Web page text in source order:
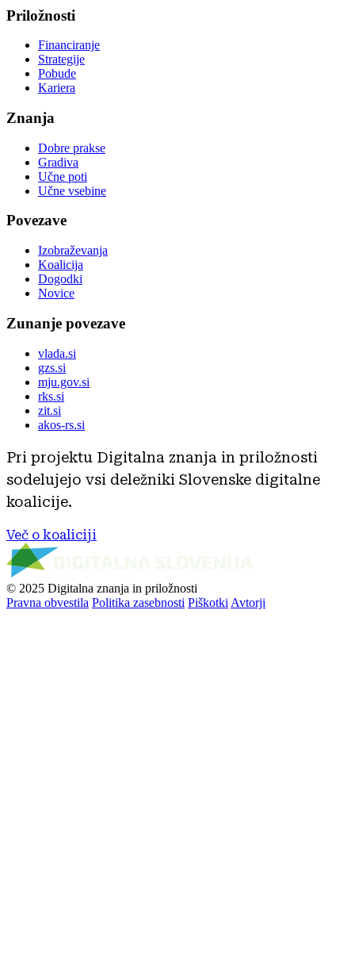
Priložnosti
Financiranje
Strategije
Pobude
Kariera
Znanja
Dobre prakse
Gradiva
Učne poti
Učne vsebine
Povezave
Izobraževanja
Koalicija
Dogodki
Novice
Zunanje povezave
vlada.si
gzs.si
mju.gov.si
rks.si
zit.si
akos-rs.si
Pri projektu Digitalna znanja in priložnosti
sodelujejo vsi deležniki Slovenske digitalne
koalicije.
Več o koaliciji
© 2025 Digitalna znanja in priložnosti
Pravna obvestila Politika zasebnosti Piškotki Avtorji